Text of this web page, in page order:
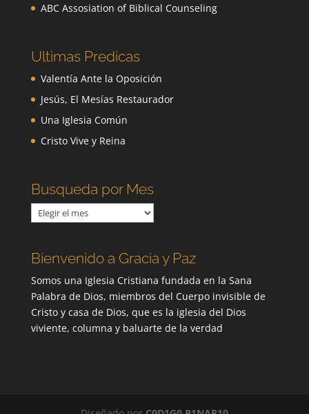
ABC Assosiation of Biblical Counseling
Ultimas Predicas
Valentía Ante la Oposición
Jesús, El Mesías Restaurador
Una Iglesia Común
Cristo Vive y Reina
Busqueda por Mes
Busqueda
por
Bienvenido a Gracia y Paz
Somos una Iglesia Cristiana fundada en la Sana
Palabra de Dios, miembros del Cuerpo invisible de
Cristo y casa de Dios, que es la iglesia del Dios
viviente, columna y baluarte de la verdad